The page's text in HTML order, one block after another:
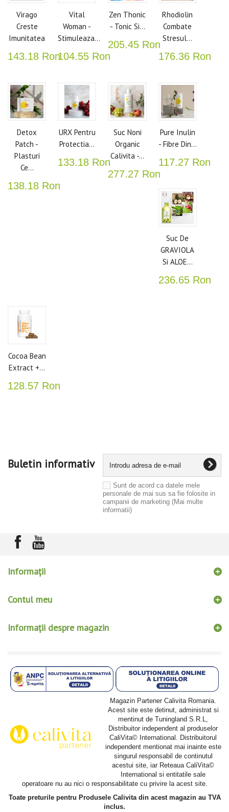
Virago
Creste
Imunitatea
143.18 Ron
Vital
Woman -
Stimuleaza...
104.55 Ron
Zen Thonic
- Tonic Si...
205.45 Ron
Rhodiolin
Combate
Stresul...
176.36 Ron
Detox
Patch -
Plasturi
Ce...
138.18 Ron
URX Pentru
Protectia...
133.18 Ron
Suc Noni
Organic
Calivita -...
277.27 Ron
Pure Inulin
- Fibre Din...
117.27 Ron
Suc De
GRAVIOLA
Si ALOE...
236.65 Ron
Cocoa Bean
Extract +...
128.57 Ron
Buletin informativ
Sunt de acord ca datele mele
personale de mai sus sa fie folosite in
campanii de marketing (Mai multe
informatii)
Informaţii
Contul meu
Informații despre magazin
Magazin Partener Calivita Romania.
Acest site este detinut, administrat si
mentinut de Tuningland S.R.L,
Distribuitor independent al produselor
CaliVita© International. Distribuitorul
independent mentionat mai inainte este
singurul responsabil de continutul
acestui site, iar Reteaua CaliVita©
International si entitatile sale
operatoare nu au nici o responsabilitate cu privire la acest site.
Toate preturile pentru Produsele Calivita din acest magazin au TVA
inclus.